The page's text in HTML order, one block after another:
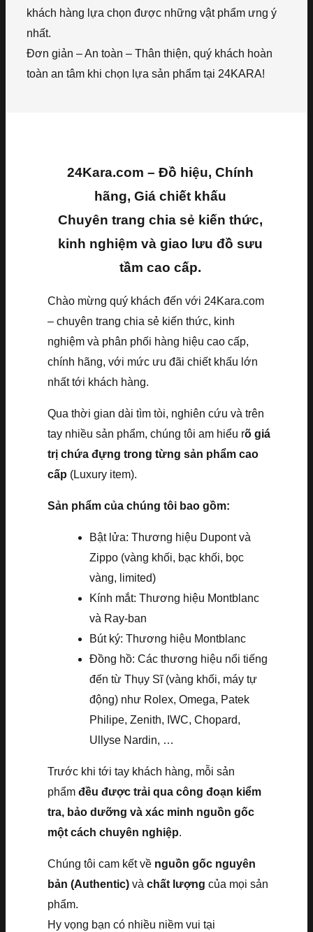
khách hàng lựa chọn được những vật phẩm ưng ý
nhất.
Đơn giản – An toàn – Thân thiện, quý khách hoàn
toàn an tâm khi chọn lựa sản phẩm tại 24KARA!
24Kara.com – Đồ hiệu, Chính
hãng, Giá chiết khấu
Chuyên trang chia sẻ kiến thức,
kinh nghiệm và giao lưu đồ sưu
tầm cao cấp.
Chào mừng quý khách đến với 24Kara.com
– chuyên trang chia sẻ kiến thức, kinh
nghiệm và phân phối hàng hiệu cao cấp,
chính hãng, với mức ưu đãi chiết khấu lớn
nhất tới khách hàng.
Qua thời gian dài tìm tòi, nghiên cứu và trên
tay nhiều sản phẩm, chúng tôi am hiểu rõ giá
trị chứa đựng trong từng sản phẩm cao
cấp (Luxury item).
Sản phẩm của chúng tôi bao gồm:
Bật lửa: Thương hiệu Dupont và
Zippo (vàng khối, bạc khối, bọc
vàng, limited)
Kính mắt: Thương hiệu Montblanc
và Ray-ban
Bút ký: Thương hiệu Montblanc
Đồng hồ: Các thương hiệu nổi tiếng
đến từ Thụy Sĩ (vàng khối, máy tự
động) như Rolex, Omega, Patek
Philipe, Zenith, IWC, Chopard,
Ullyse Nardin, …
Trước khi tới tay khách hàng, mỗi sản
phẩm đều được trải qua công đoạn kiểm
tra, bảo dưỡng và xác minh nguồn gốc
một cách chuyên nghiệp.
Chúng tôi cam kết về nguồn gốc nguyên
bản (Authentic) và chất lượng của mọi sản
phẩm.
Hy vọng bạn có nhiều niềm vui tại